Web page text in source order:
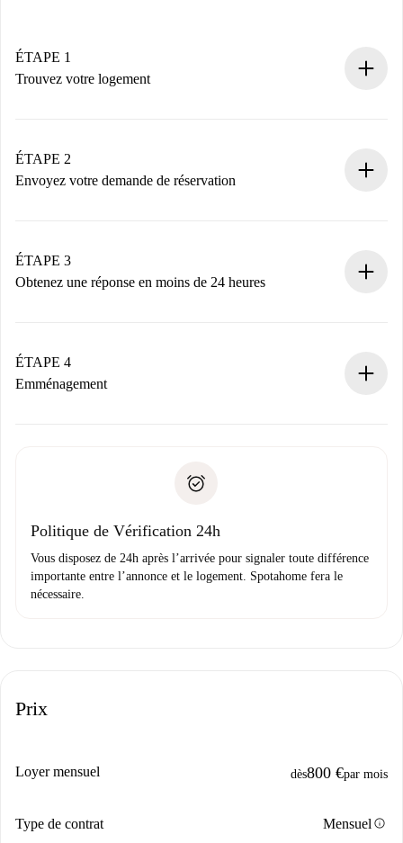
ÉTAPE 1
Trouvez votre logement
Vous disposez à l’avance de toutes les informations
nécessaires.
ÉTAPE 2
Envoyez votre demande de réservation
Nous ne vous facturerons rien tant que le propriétaire
n’aura pas accepté.
ÉTAPE 3
Obtenez une réponse en moins de 24 heures
contact avec le propriétaire.
Si refusé : aucun prélèvement et nous vous proposerons
Justificatif de solvabilité
ÉTAPE 4
Emménagement
uniquement si aucun problème n'est signalé.
Politique de Vérification 24h
Vous disposez de 24h après l’arrivée pour signaler toute différence
importante entre l’annonce et le logement. Spotahome fera le
nécessaire.
Prix
Loyer mensuel dès800 €par mois
Type de contrat Mensuel info